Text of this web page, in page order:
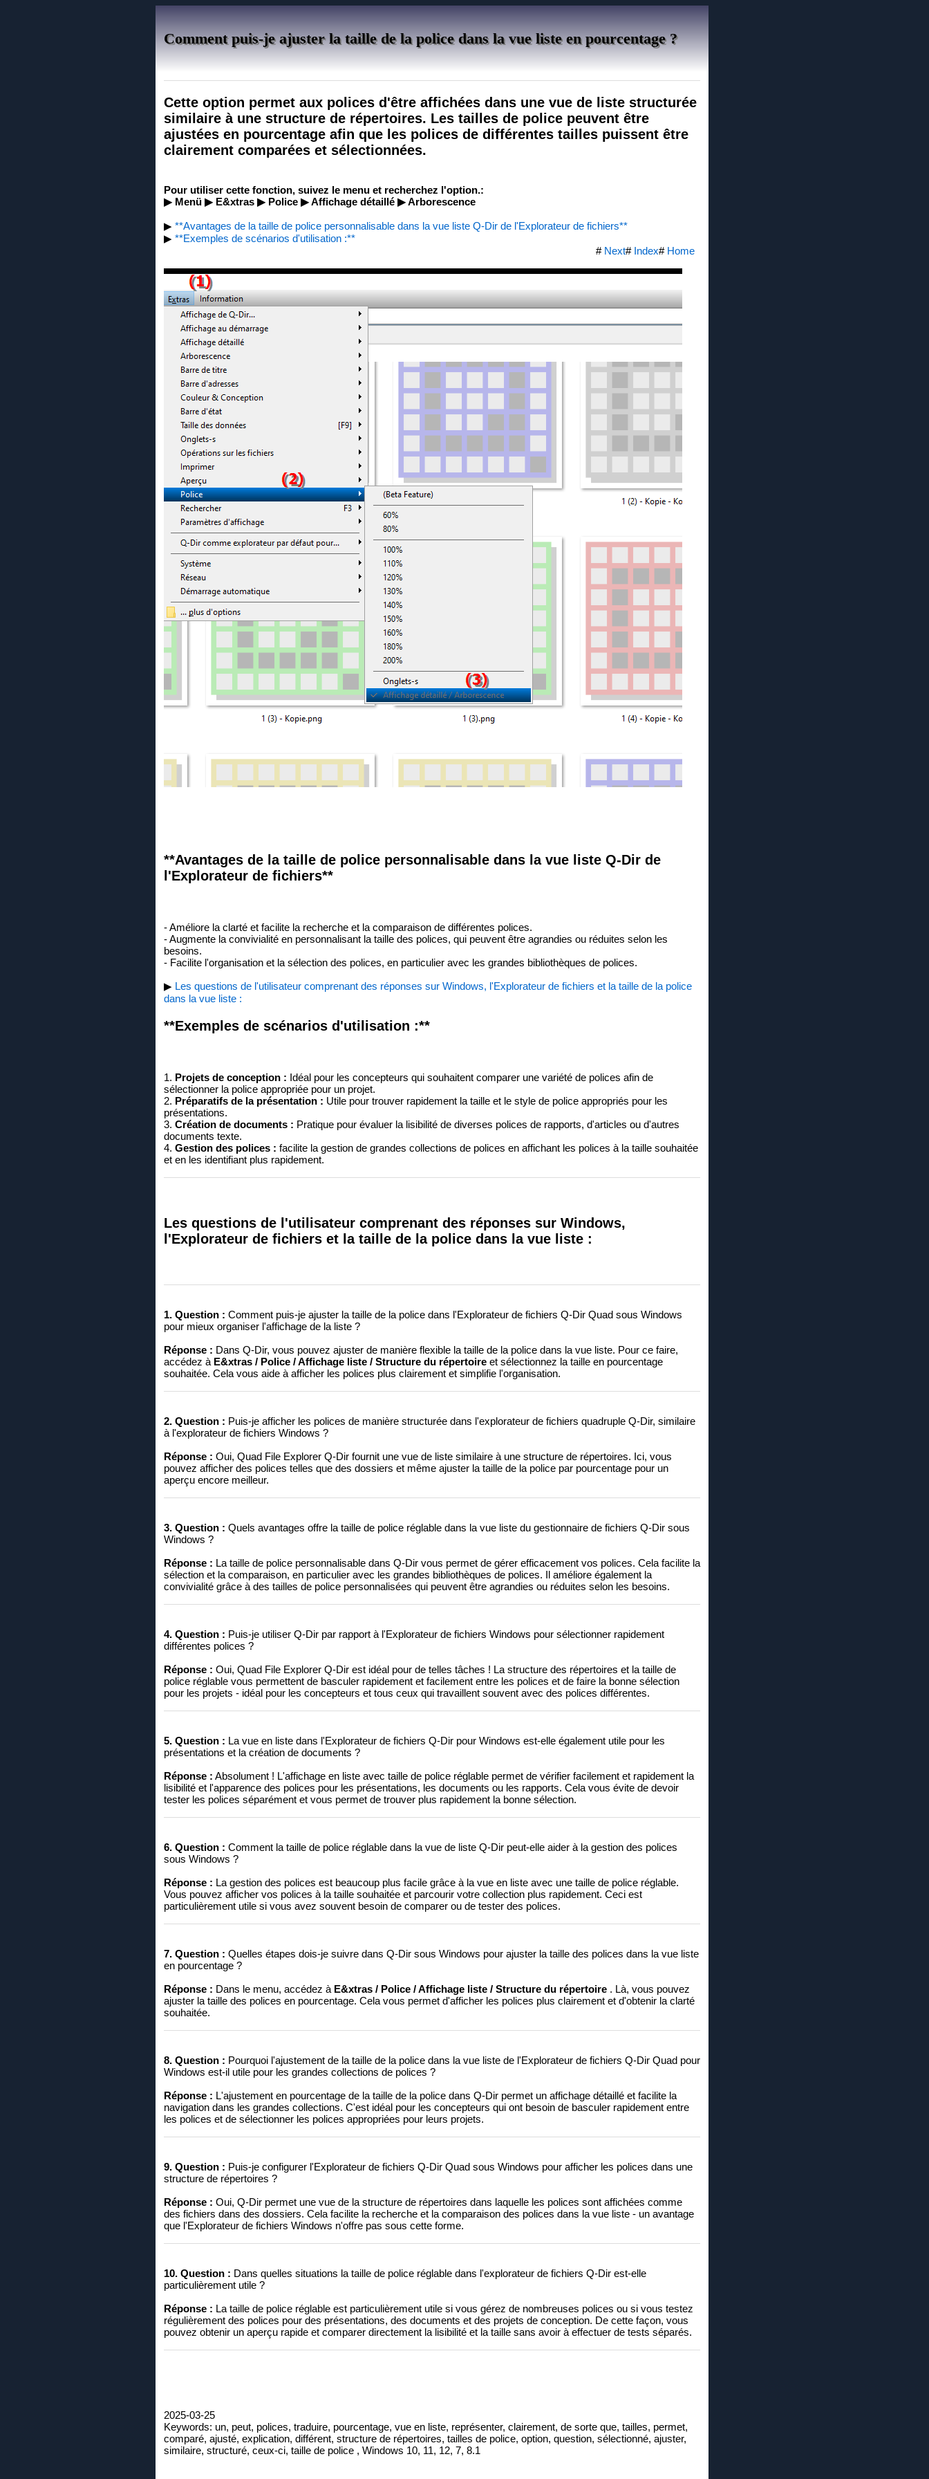
Comment puis-je ajuster la taille de la police dans la vue liste en pourcentage ?
Cette option permet aux polices d'être affichées dans une vue de liste structurée
similaire à une structure de répertoires. Les tailles de police peuvent être
ajustées en pourcentage afin que les polices de différentes tailles puissent être
clairement comparées et sélectionnées.
Pour utiliser cette fonction, suivez le menu et recherchez l'option.:
▶ Menü ▶ E&xtras ▶ Police ▶ Affichage détaillé ▶ Arborescence
▶ **Avantages de la taille de police personnalisable dans la vue liste Q-Dir de l'Explorateur de fichiers**
▶ **Exemples de scénarios d'utilisation :**
# Next# Index# Home
**Avantages de la taille de police personnalisable dans la vue liste Q-Dir de
l'Explorateur de fichiers**
- Améliore la clarté et facilite la recherche et la comparaison de différentes polices.
- Augmente la convivialité en personnalisant la taille des polices, qui peuvent être agrandies ou réduites selon les
besoins.
- Facilite l'organisation et la sélection des polices, en particulier avec les grandes bibliothèques de polices.
▶ Les questions de l'utilisateur comprenant des réponses sur Windows, l'Explorateur de fichiers et la taille de la police
dans la vue liste :
**Exemples de scénarios d'utilisation :**
1. Projets de conception : Idéal pour les concepteurs qui souhaitent comparer une variété de polices afin de
sélectionner la police appropriée pour un projet.
2. Préparatifs de la présentation : Utile pour trouver rapidement la taille et le style de police appropriés pour les
présentations.
3. Création de documents : Pratique pour évaluer la lisibilité de diverses polices de rapports, d'articles ou d'autres
documents texte.
4. Gestion des polices : facilite la gestion de grandes collections de polices en affichant les polices à la taille souhaitée
et en les identifiant plus rapidement.
Les questions de l'utilisateur comprenant des réponses sur Windows,
l'Explorateur de fichiers et la taille de la police dans la vue liste :
1. Question : Comment puis-je ajuster la taille de la police dans l'Explorateur de fichiers Q-Dir Quad sous Windows
pour mieux organiser l'affichage de la liste ?
Réponse : Dans Q-Dir, vous pouvez ajuster de manière flexible la taille de la police dans la vue liste. Pour ce faire,
accédez à E&xtras / Police / Affichage liste / Structure du répertoire et sélectionnez la taille en pourcentage
souhaitée. Cela vous aide à afficher les polices plus clairement et simplifie l'organisation.
2. Question : Puis-je afficher les polices de manière structurée dans l'explorateur de fichiers quadruple Q-Dir, similaire
à l'explorateur de fichiers Windows ?
Réponse : Oui, Quad File Explorer Q-Dir fournit une vue de liste similaire à une structure de répertoires. Ici, vous
pouvez afficher des polices telles que des dossiers et même ajuster la taille de la police par pourcentage pour un
aperçu encore meilleur.
3. Question : Quels avantages offre la taille de police réglable dans la vue liste du gestionnaire de fichiers Q-Dir sous
Windows ?
Réponse : La taille de police personnalisable dans Q-Dir vous permet de gérer efficacement vos polices. Cela facilite la
sélection et la comparaison, en particulier avec les grandes bibliothèques de polices. Il améliore également la
convivialité grâce à des tailles de police personnalisées qui peuvent être agrandies ou réduites selon les besoins.
4. Question : Puis-je utiliser Q-Dir par rapport à l'Explorateur de fichiers Windows pour sélectionner rapidement
différentes polices ?
Réponse : Oui, Quad File Explorer Q-Dir est idéal pour de telles tâches ! La structure des répertoires et la taille de
police réglable vous permettent de basculer rapidement et facilement entre les polices et de faire la bonne sélection
pour les projets - idéal pour les concepteurs et tous ceux qui travaillent souvent avec des polices différentes.
5. Question : La vue en liste dans l'Explorateur de fichiers Q-Dir pour Windows est-elle également utile pour les
présentations et la création de documents ?
Réponse : Absolument ! L'affichage en liste avec taille de police réglable permet de vérifier facilement et rapidement la
lisibilité et l'apparence des polices pour les présentations, les documents ou les rapports. Cela vous évite de devoir
tester les polices séparément et vous permet de trouver plus rapidement la bonne sélection.
6. Question : Comment la taille de police réglable dans la vue de liste Q-Dir peut-elle aider à la gestion des polices
sous Windows ?
Réponse : La gestion des polices est beaucoup plus facile grâce à la vue en liste avec une taille de police réglable.
Vous pouvez afficher vos polices à la taille souhaitée et parcourir votre collection plus rapidement. Ceci est
particulièrement utile si vous avez souvent besoin de comparer ou de tester des polices.
7. Question : Quelles étapes dois-je suivre dans Q-Dir sous Windows pour ajuster la taille des polices dans la vue liste
en pourcentage ?
Réponse : Dans le menu, accédez à E&xtras / Police / Affichage liste / Structure du répertoire . Là, vous pouvez
ajuster la taille des polices en pourcentage. Cela vous permet d'afficher les polices plus clairement et d'obtenir la clarté
souhaitée.
8. Question : Pourquoi l'ajustement de la taille de la police dans la vue liste de l'Explorateur de fichiers Q-Dir Quad pour
Windows est-il utile pour les grandes collections de polices ?
Réponse : L'ajustement en pourcentage de la taille de la police dans Q-Dir permet un affichage détaillé et facilite la
navigation dans les grandes collections. C'est idéal pour les concepteurs qui ont besoin de basculer rapidement entre
les polices et de sélectionner les polices appropriées pour leurs projets.
9. Question : Puis-je configurer l'Explorateur de fichiers Q-Dir Quad sous Windows pour afficher les polices dans une
structure de répertoires ?
Réponse : Oui, Q-Dir permet une vue de la structure de répertoires dans laquelle les polices sont affichées comme
des fichiers dans des dossiers. Cela facilite la recherche et la comparaison des polices dans la vue liste - un avantage
que l'Explorateur de fichiers Windows n'offre pas sous cette forme.
10. Question : Dans quelles situations la taille de police réglable dans l'explorateur de fichiers Q-Dir est-elle
particulièrement utile ?
Réponse : La taille de police réglable est particulièrement utile si vous gérez de nombreuses polices ou si vous testez
régulièrement des polices pour des présentations, des documents et des projets de conception. De cette façon, vous
pouvez obtenir un aperçu rapide et comparer directement la lisibilité et la taille sans avoir à effectuer de tests séparés.
2025-03-25
Keywords: un, peut, polices, traduire, pourcentage, vue en liste, représenter, clairement, de sorte que, tailles, permet,
comparé, ajusté, explication, différent, structure de répertoires, tailles de police, option, question, sélectionné, ajuster,
similaire, structuré, ceux-ci, taille de police , Windows 10, 11, 12, 7, 8.1